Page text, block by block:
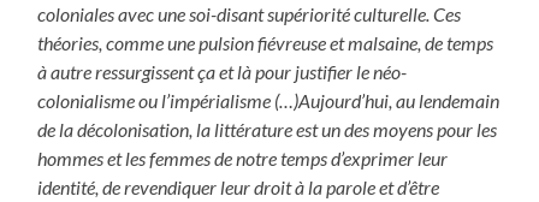
coloniales avec une soi-disant supériorité culturelle. Ces
théories, comme une pulsion fiévreuse et malsaine, de temps
à autre ressurgissent ça et là pour justifier le néo-
colonialisme ou l’impérialisme (…)Aujourd’hui, au lendemain
de la décolonisation, la littérature est un des moyens pour les
hommes et les femmes de notre temps d’exprimer leur
identité, de revendiquer leur droit à la parole et d’être